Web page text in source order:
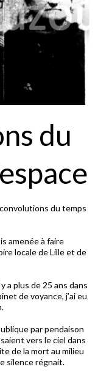
du
du temps
amenée à faire
locale de Lille et de
a plus de 25 ans dans
de voyance, j’ai eu
par pendaison
vers le ciel dans
de la mort au milieu
silence régnait.